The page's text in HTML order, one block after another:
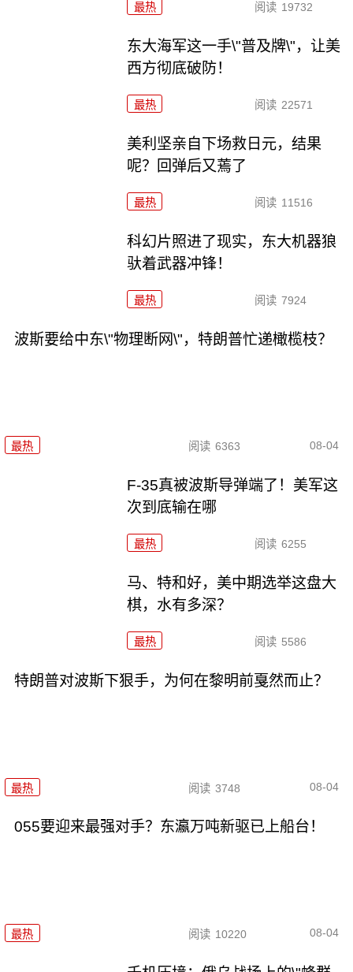
最热 阅读 19732
东大海军这一手\"普及牌\"，让美
西方彻底破防！
最热 阅读 22571
美利坚亲自下场救日元，结果
呢？回弹后又蔫了
最热 阅读 11516
科幻片照进了现实，东大机器狼
驮着武器冲锋！
最热 阅读 7924
波斯要给中东\"物理断网\"，特朗普忙递橄榄枝？
最热 阅读 6363 08-04
F-35真被波斯导弹端了！美军这
次到底输在哪
最热 阅读 6255
马、特和好，美中期选举这盘大
棋，水有多深？
最热 阅读 5586
特朗普对波斯下狠手，为何在黎明前戛然而止？
最热 阅读 3748 08-04
055要迎来最强对手？东瀛万吨新驱已上船台！
最热 阅读 10220 08-04